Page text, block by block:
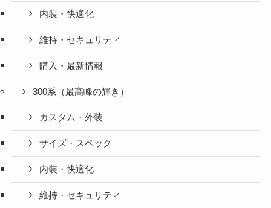
内装・快適化
維持・セキュリティ
購入・最新情報
300系（最高峰の輝き）
カスタム・外装
サイズ・スペック
内装・快適化
維持・セキュリティ